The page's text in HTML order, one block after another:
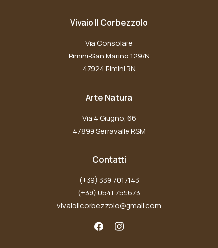
Vivaio Il Corbezzolo
Via Consolare
Rimini-San Marino 129/N
47924 Rimini RN
Arte Natura
Via 4 Giugno, 66
47899 Serravalle RSM
Contatti
(+39) 339 7017143
(+39) 0541 759673
vivaioilcorbezzolo@gmail.com